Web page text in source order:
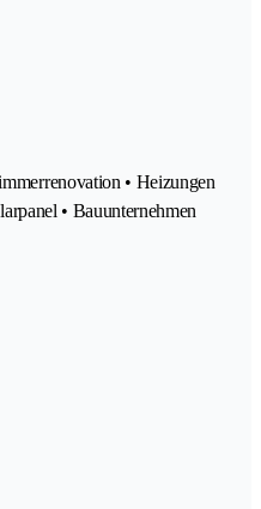
• Heizungen
• Bauunternehmen